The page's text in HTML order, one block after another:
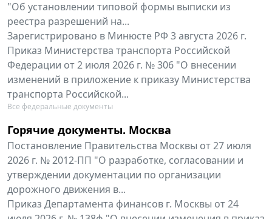
"Об установлении типовой формы выписки из
реестра разрешений на...
Зарегистрировано в Минюсте РФ 3 августа 2026 г.
Приказ Министерства транспорта Российской
Федерации от 2 июля 2026 г. № 306 "О внесении
изменений в приложение к приказу Министерства
транспорта Российской...
Все федеральные документы
Горячие документы. Москва
Постановление Правительства Москвы от 27 июля
2026 г. № 2012-ПП "О разработке, согласовании и
утверждении документации по организации
дорожного движения в...
Приказ Департамента финансов г. Москвы от 24